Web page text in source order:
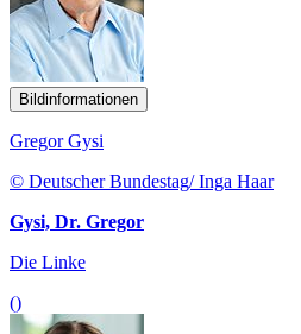
Bildinformationen
Gregor Gysi
© Deutscher Bundestag/ Inga Haar
Gysi, Dr. Gregor
Die Linke
()